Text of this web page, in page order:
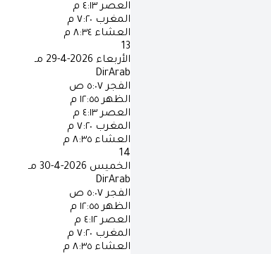
العصر ٤:١٣ م
المغرب ٧:٢٠ م
العشاء ٨:٣٤ م
13
الأربعاء 2026-4-29 مـ
DirArab
الفجر ٥:٠٧ ص
الظهر ١٢:٥٥ م
العصر ٤:١٣ م
المغرب ٧:٢٠ م
العشاء ٨:٣٥ م
14
الخميس 2026-4-30 مـ
DirArab
الفجر ٥:٠٧ ص
الظهر ١٢:٥٥ م
العصر ٤:١٢ م
المغرب ٧:٢٠ م
العشاء ٨:٣٥ م